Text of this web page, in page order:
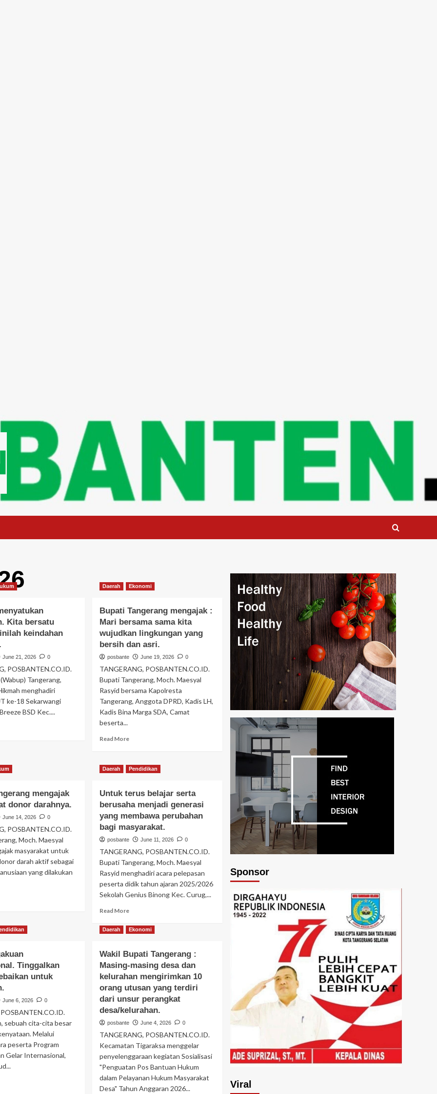
Kita bersatu
keindahan
June 21, 2026 0
POSBANTEN.CO.ID.
Tangerang,
menghadiri
ke-18 Sekarwangi
BSD Kec....
Daerah Ekonomi
Bupati Tangerang mengajak :
Mari bersama sama kita
wujudkan lingkungan yang
bersih dan asri.
posbante June 19, 2026 0
TANGERANG, POSBANTEN.CO.ID.
Bupati Tangerang, Moch. Maesyal
Rasyid bersama Kapolresta
Tangerang, Anggota DPRD, Kadis LH,
Kadis Bina Marga SDA, Camat
beserta...
Read MoreRead
Bupati
Tangerang
:
Mari
bersama
sama
kita
wujudkan
lingkungan
bersih
dan
asri.
mengajak
donor darahnya.
June 14, 2026 0
POSBANTEN.CO.ID.
Moch. Maesyal
masyarakat untuk
darah aktif sebagai
yang dilakukan
Daerah Pendidikan
Untuk terus belajar serta
berusaha menjadi generasi
yang membawa perubahan
bagi masyarakat.
posbante June 11, 2026 0
TANGERANG, POSBANTEN.CO.ID.
Bupati Tangerang, Moch. Maesyal
Rasyid menghadiri acara pelepasan
peserta didik tahun ajaran 2025/2026
Sekolah Genius Binong Kec. Curug,...
Read MoreRead
about
belajar
serta
berusaha
menjadi
generasi
yang
membawa
perubahan
masyarakat.
Tinggalkan
untuk
June 6, 2026 0
sebuah cita-cita besar
Melalui
peserta Program
Gelar Internasional,
Daerah Ekonomi
Wakil Bupati Tangerang :
Masing-masing desa dan
kelurahan mengirimkan 10
orang utusan yang terdiri
dari unsur perangkat
desa/kelurahan.
posbante June 4, 2026 0
TANGERANG, POSBANTEN.CO.ID.
Kecamatan Tigaraksa menggelar
penyelenggaraan kegiatan Sosialisasi
"Penguatan Pos Bantuan Hukum
dalam Pelayanan Hukum Masyarakat
Desa" Tahun Anggaran 2026...
Sponsor
Viral